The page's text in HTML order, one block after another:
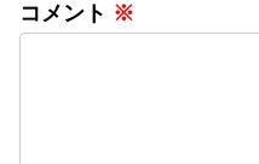
コメント ※